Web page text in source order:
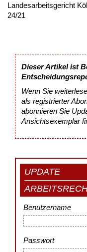
Landesarbeitsgericht
24/21
Dieser Artikel ist
Wenn Sie
als registrierter
abonnieren Sie
Ansichtsexemplar
UPDATE
Benutzername
Passwort